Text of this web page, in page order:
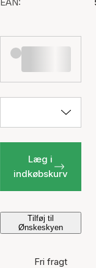
Læg i
indkøbskurv
Tilføj til
Ønskeskyen
Fri fragt